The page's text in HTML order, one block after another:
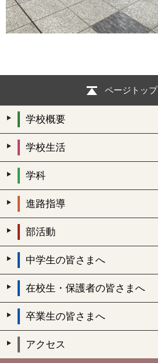
ページトップ
学校概要
学校生活
学科
進路指導
部活動
中学生の皆さまへ
在校生・保護者の皆さまへ
卒業生の皆さまへ
アクセス